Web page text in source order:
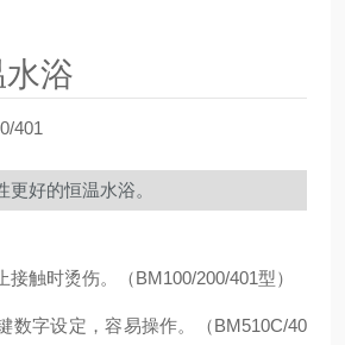
浴
401
好的恒温水浴。
触时烫伤。（BM100/200/401型）
数字设定，容易操作。（BM510C/40